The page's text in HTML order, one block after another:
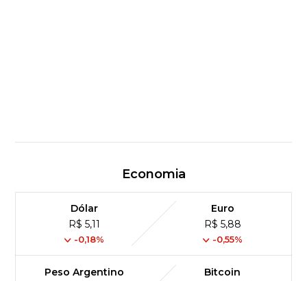
Economia
Dólar
R$ 5,11
-0,18%
Euro
R$ 5,88
-0,55%
Peso Argentino
Bitcoin